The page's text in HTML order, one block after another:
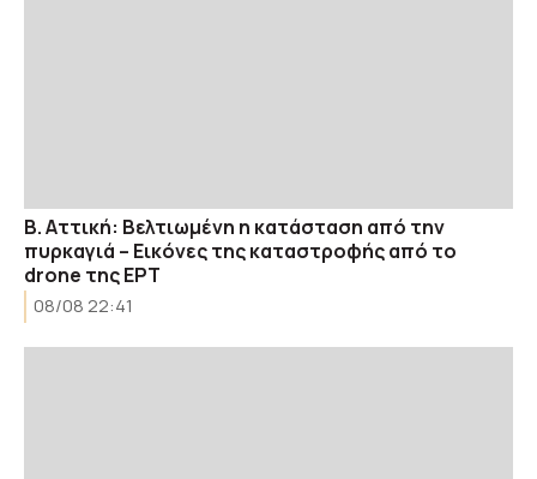
Β. Αττική: Βελτιωμένη η κατάσταση από την
πυρκαγιά – Εικόνες της καταστροφής από το
drone της ΕΡΤ
08/08 22:41